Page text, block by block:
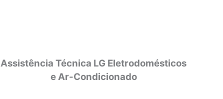
Assistência Técnica LG Eletrodomésticos
e Ar-Condicionado